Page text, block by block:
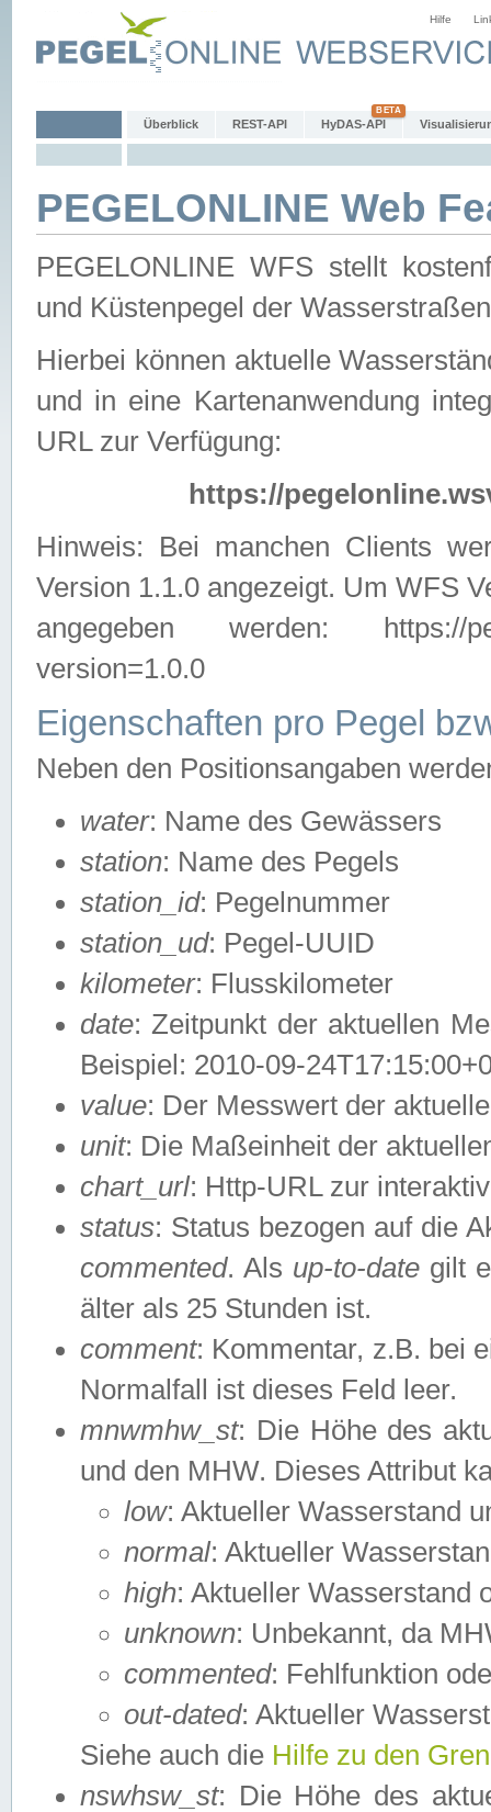
Hilfe
Überblick REST-API HyDAS-API
PEGELONLINE Web
PEGELONLINE WFS stellt
und Küstenpegel der
Hierbei können aktuelle
und in eine Kartenanwendung
URL zur Verfügung:
https://
Hinweis: Bei manchen Clients
Version 1.1.0 angezeigt. Um WFS
angegeben werden: https://
version=1.0.0
Eigenschaften pro Pegel
Neben den Positionsangaben
water: Name des Gewässers
station: Name des Pegels
station_id: Pegelnummer
station_ud: Pegel-UUID
kilometer: Flusskilometer
date: Zeitpunkt der aktuellen
Beispiel: 2010-09-
value: Der Messwert der
unit: Die Maßeinheit der
chart_url: Http-URL zur
status: Status bezogen auf die
commented. Als up-to-date gilt
älter als 25 Stunden ist.
comment: Kommentar, z.B. bei
Normalfall ist dieses Feld leer.
mnwmhw_st: Die Höhe des
und den MHW. Dieses Attribut
low: Aktueller Wasserstand
normal: Aktueller
high: Aktueller Wasserstand
unknown: Unbekannt, da
commented: Fehlfunktion
out-dated: Aktueller
Siehe auch die Hilfe zu den
nswhsw_st: Die Höhe des